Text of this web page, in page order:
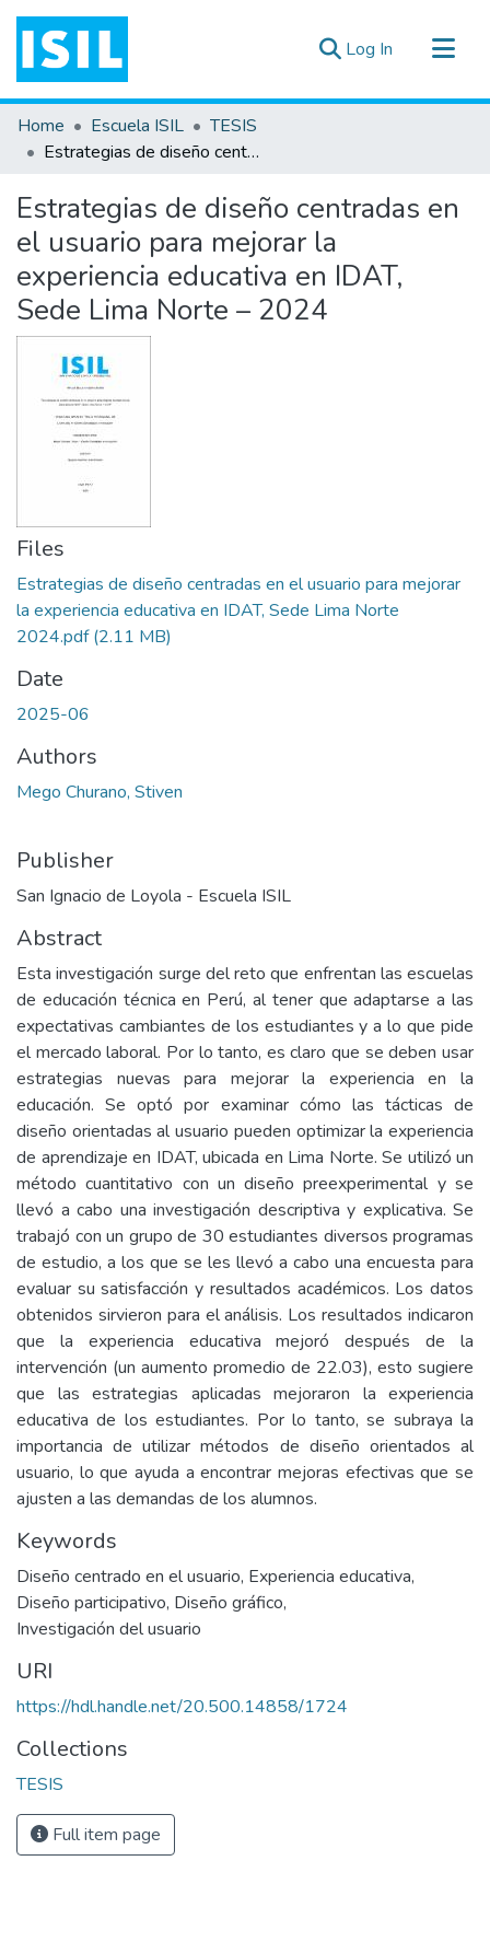
Log In (current)
All of DSpace
Statistics
Documentos ▾
Home Escuela ISIL
TESIS
Estrategias de diseño centradas en el usuario para mejorar la experiencia educativa en IDAT, Sede Lima Norte – 2024
Estrategias de diseño centradas en
el usuario para mejorar la
experiencia educativa en IDAT,
Sede Lima Norte – 2024
Files
Estrategias de diseño centradas en el usuario para mejorar
la experiencia educativa en IDAT, Sede Lima Norte
2024.pdf(2.11 MB)
Date
2025-06
Authors
Mego Churano, Stiven
Publisher
San Ignacio de Loyola - Escuela ISIL
Abstract
Esta investigación surge del reto que enfrentan las escuelas
de educación técnica en Perú, al tener que adaptarse a las
expectativas cambiantes de los estudiantes y a lo que pide
el mercado laboral. Por lo tanto, es claro que se deben usar
estrategias nuevas para mejorar la experiencia en la
educación. Se optó por examinar cómo las tácticas de
diseño orientadas al usuario pueden optimizar la experiencia
de aprendizaje en IDAT, ubicada en Lima Norte. Se utilizó un
método cuantitativo con un diseño preexperimental y se
llevó a cabo una investigación descriptiva y explicativa. Se
trabajó con un grupo de 30 estudiantes diversos programas
de estudio, a los que se les llevó a cabo una encuesta para
evaluar su satisfacción y resultados académicos. Los datos
obtenidos sirvieron para el análisis. Los resultados indicaron
que la experiencia educativa mejoró después de la
intervención (un aumento promedio de 22.03), esto sugiere
que las estrategias aplicadas mejoraron la experiencia
educativa de los estudiantes. Por lo tanto, se subraya la
importancia de utilizar métodos de diseño orientados al
usuario, lo que ayuda a encontrar mejoras efectivas que se
ajusten a las demandas de los alumnos.
Keywords
Diseño centrado en el usuario, Experiencia educativa,
Diseño participativo, Diseño gráfico,
Investigación del usuario
URI
https://hdl.handle.net/20.500.14858/1724
Collections
TESIS
Full item page